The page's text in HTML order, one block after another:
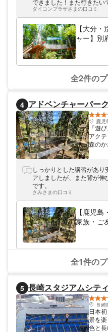
家族や
ね。
できました！また行きたい
ダイコンプラザさまの口コミ
【大分
ャー】別
全2件の
4 アドベンチャーパー
鹿児
『遊
アク
森の
「ブリ
具を
しっかりとした講習があ
アしましたが、また背が
です。
さみさまの口コミ
【鹿児
家族・ご
全1件の
5 長崎スタジアムシティ
長崎
日本
景を
色と